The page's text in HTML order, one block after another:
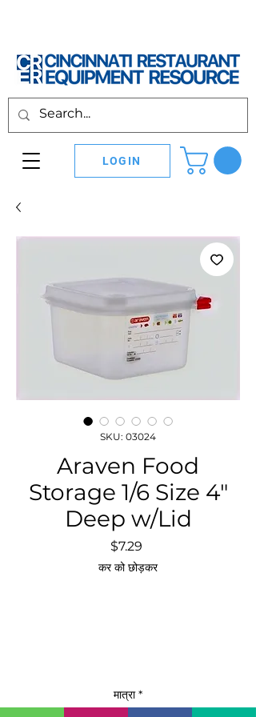
LOGIN
SKU: 03024
Araven Food
Storage 1/6 Size 4"
Deep w/Lid
$7.29मूल्य
कर को छोड़कर
मात्रा *